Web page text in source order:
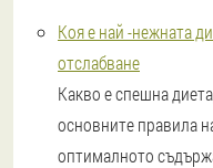
Коя е най -нежната
отслабване
Какво е спешна
основните правила
оптималното